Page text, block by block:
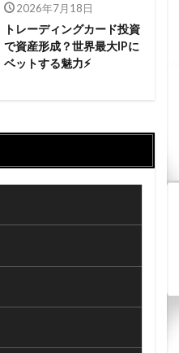
2026年7月18日
トレーディングカード投資
で資産形成？世界最大IPに
ベットする魅力⚡